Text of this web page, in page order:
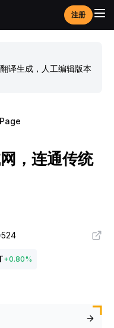
注册
译生成，人工编辑版本
，连通传统
524
+0.80%